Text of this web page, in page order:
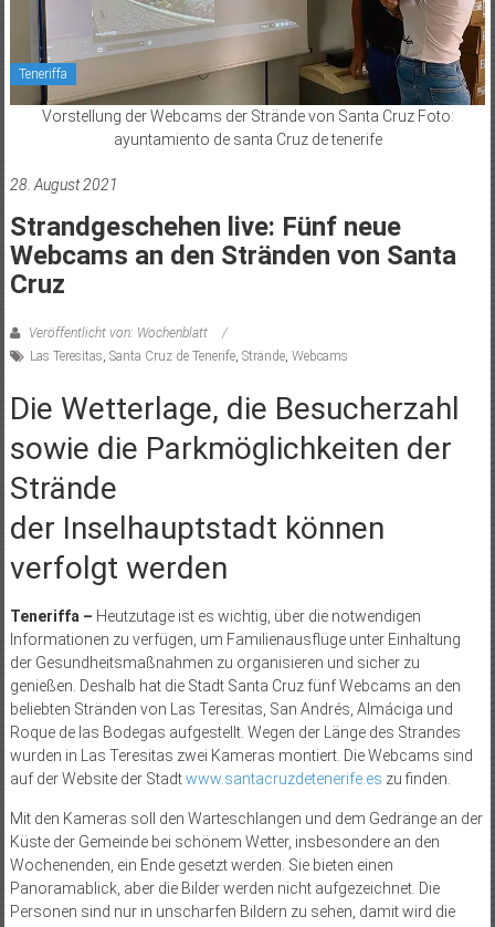
Teneriffa
Vorstellung der Webcams der Strände von Santa Cruz Foto:
ayuntamiento de santa Cruz de tenerife
28. August 2021
Strandgeschehen live: Fünf neue
Webcams an den Stränden von Santa
Cruz
Veröffentlicht von: Wochenblatt
Las Teresitas Santa Cruz de Tenerife, Strände, Webcams
Die Wetterlage, die Besucherzahl
sowie die Parkmöglichkeiten der
Strände
der Inselhauptstadt können
verfolgt werden
Teneriffa – Heutzutage ist es wichtig, über die notwendigen
Informationen zu verfügen, um Familienausflüge unter Einhaltung
der Gesundheitsmaßnahmen zu organisieren und sicher zu
genießen. Deshalb hat die Stadt Santa Cruz fünf Webcams an den
beliebten Stränden von Las Teresitas, San Andrés, Almáciga und
Roque de las Bodegas aufgestellt. Wegen der Länge des Strandes
wurden in Las Teresitas zwei Kameras montiert. Die Webcams sind
auf der Website der Stadtwww.santacruzdetenerife.es zu finden.
Mit den Kameras soll den Warteschlangen und dem Gedränge an der
Küste der Gemeinde bei schönem Wetter, insbesondere an den
Wochenenden, ein Ende gesetzt werden. Sie bieten einen
Panoramablick, aber die Bilder werden nicht aufgezeichnet. Die
Personen sind nur in unscharfen Bildern zu sehen, damit wird die